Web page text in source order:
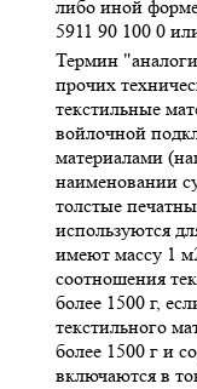
либо иной
5911 90 100 0
Термин
прочих
текстильные
войлочной
материалами
наименовании
толстые
используются
имеют массу 1
соотношения
более 1500 г,
текстильного
более 1500 г и
включаются в